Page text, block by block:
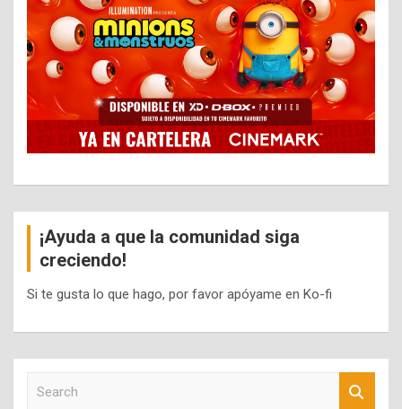
¡Ayuda a que la comunidad siga
creciendo!
Si te gusta lo que hago, por favor apóyame en Ko-fi